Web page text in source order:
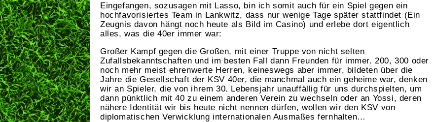
Eingefangen, sozusagen mit Lasso, bin ich somit auch für ein Spiel gegen ein
hochfavorisiertes Team in Lankwitz, dass nur wenige Tage später stattfindet (Ein
Zeugnis davon hängt noch heute als Bild im Casino) und erlebe dort eigentlich
alles, was die 40er immer war:
Großer Kampf gegen die Großen, mit einer Truppe von nicht selten
Zufallsbekanntschaften und im besten Fall dann Freunden für immer. 200, 300 oder
noch mehr meist ehrenwerte Herren, keineswegs aber immer, bildeten über die
Jahre die Gesellschaft der KSV 40er, die manchmal auch ein geheime war, denken
wir an Spieler, die von ihrem 30. Lebensjahr unauffällig für uns durchspielten, um
dann pünktlich mit 40 zu einem anderen Verein zu wechseln oder an Yossi, deren
nähere Identität wir bis heute nicht nennen dürfen, wollen wir den KSV von
diplomatischen Verwicklung internationalen Ausmaßes fernhalten…